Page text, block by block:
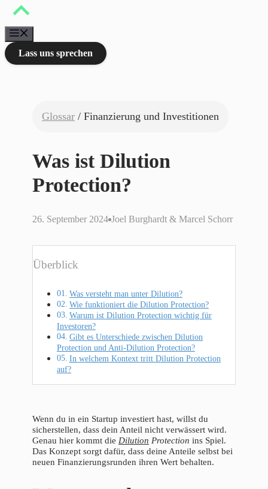
Zum
springen
Lass uns sprechen
Glossar / Finanzierung und Investitionen
Was ist Dilution
Protection?
26. September 2024 Joel Burghardt & Marcel Schorr
Überblick
Was versteht man unter Dilution?
Wie funktioniert die Dilution Protection?
Warum ist Dilution Protection wichtig für
Investoren?
Gibt es Unterschiede zwischen Dilution
Protection und Anti-Dilution Protection?
In welchem Kontext tritt Dilution Protection
auf?
Wenn du in ein Startup investiert hast, willst du
sicherstellen, dass dein Anteil nicht verwässert wird.
Genau hier kommt die Dilution Protection ins Spiel.
Das Konzept sorgt dafür, dass deine Anteile selbst bei
neuen Finanzierungsrunden ihren Wert behalten.